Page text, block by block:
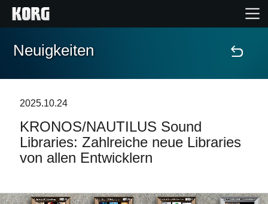
Home
Extras
Events
Support
Neuigkeiten
2025.10.24
KRONOS/NAUTILUS Sound
Libraries: Zahlreiche neue Libraries
von allen Entwicklern